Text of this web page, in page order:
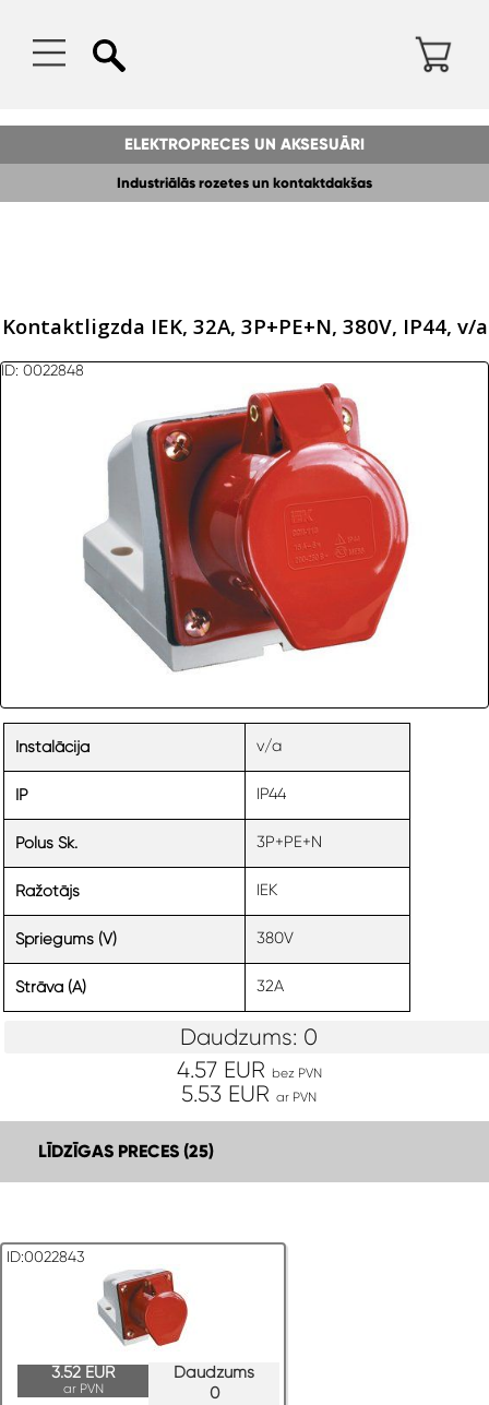
ELEKTROPRECES UN AKSESUĀRI
Industriālās rozetes un kontaktdakšas
Kontaktligzda IEK, 32A, 3P+PE+N, 380V, IP44, v/a
ID: 0022848
Instalācija v/a
IP IP44
Polus Sk. 3P+PE+N
Ražotājs IEK
Spriegums (V) 380V
Strāva (A) 32A
Daudzums: 0
4.57 EUR bez PVN
5.53 EUR ar PVN
LĪDZĪGAS PRECES (25)
ID:0022843
Daudzums
0
3.52 EUR
ar PVN